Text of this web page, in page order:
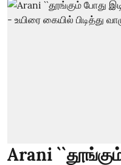
Arani